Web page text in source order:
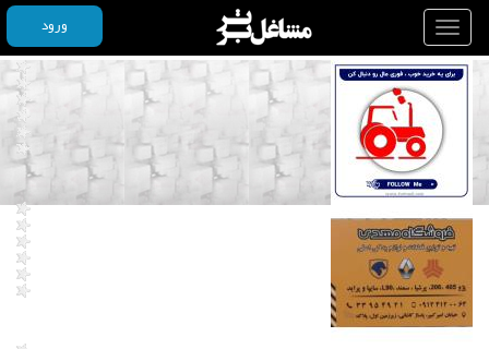
Toggle
navigation
ورود